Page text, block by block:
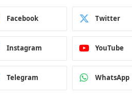
Facebook Twitter
Instagram YouTube
Telegram WhatsApp